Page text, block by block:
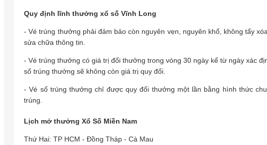
Quy định lĩnh thưởng xổ số Vĩnh Long
- Vé trúng thưởng phải đảm bảo còn nguyên vẹn, nguyên khổ, không tẩy
sửa chữa thông tin.
- Vé trúng thưởng có giá trị đổi thưởng trong vòng 30 ngày kể từ ngày xác
số trúng thưởng sẽ không còn giá trị quy đổi.
- Vé số trúng thưởng chỉ được quy đổi thưởng một lần bằng hình thức
trúng.
Lịch mở thưởng Xổ Số Miền Nam
Thứ Hai: TP HCM - Đồng Tháp - Cà Mau